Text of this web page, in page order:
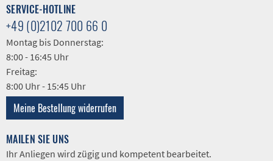
SERVICE-HOTLINE
+49 (0)2102 700 66 0
Montag bis Donnerstag:
8:00 - 16:45 Uhr
Freitag:
8:00 Uhr - 15:45 Uhr
Meine Bestellung widerrufen
MAILEN SIE UNS
Ihr Anliegen wird zügig und kompetent bearbeitet.